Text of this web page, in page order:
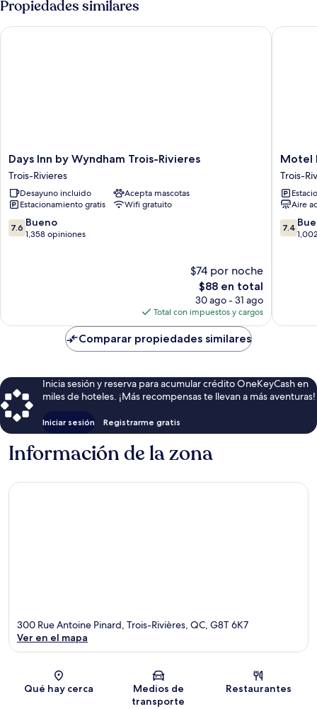
vista
patio
Propiedades similares
Days
Inn
by
Wyndham
Trois-
Rivieres
Trois-
Days Inn by Wyndham Trois-Rivieres
Trois-Rivieres
Desayuno incluido
Acepta mascotas
Estacionamiento gratis
Wifi gratuito
7.6
de
7.6 Bueno
1,358 opiniones
$74 por noche
El
precio
actual
es
de
$88
$88 en total
30 ago - 31 ago
Total con impuestos y cargos
Days Inn by Wyndham Trois-Rivieres
Motel
Trois-
Rivieres
Motel
Trois-
Aire
7.4
de
7.4
Motel
Comparar propiedades similares
Inicia sesión y reserva para acumular crédito OneKeyCash en
miles de hoteles. ¡Más recompensas te llevan a más aventuras!
Iniciar sesión Registrarme gratis
Información de la zona
Sección del mapa
300 Rue Antoine Pinard, Trois-Rivières, QC, G8T 6K7
Ver en el mapa
Qué hay cerca
Medios de
transporte
Restaurantes